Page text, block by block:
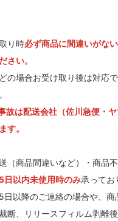
り時必ず商品に間違いがな
さい。
の場合お受け取り後は対応
故は配送会社（佐川急便・
す。
（商品間違いなど）・商品不
日以内未使用時のみ承ってお
日以降のご連絡の場合や、商
断、リリースフィルム剥離後